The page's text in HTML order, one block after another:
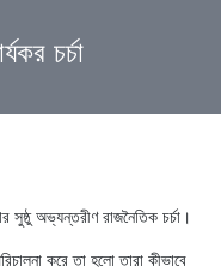
চর্চা
অভ্যন্তরীণ রাজনৈতিক চর্চা।
করে তা হলো তারা কীভাবে